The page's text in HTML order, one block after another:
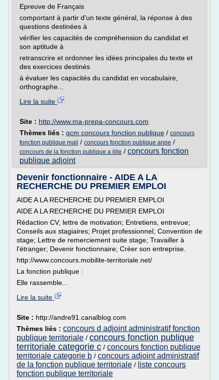
Epreuve de Français
comportant à partir d'un texte général, la réponse à des
questions destinées à
vérifier les capacités de compréhension du candidat et
son aptitude à
retranscrire et ordonner les idées principales du texte et
des exercices destinés
à évaluer les capacités du candidat en vocabulaire,
orthographe...
Lire la suite
Site : http://www.ma-prepa-concours.com
Thèmes liés : qcm concours fonction publique / concours
fonction publique mali / concours fonction publique anpe /
concours de la fonction publique a lille / concours fonction
publique adjoint
Devenir fonctionnaire - AIDE A LA
RECHERCHE DU PREMIER EMPLOI
AIDE A LA RECHERCHE DU PREMIER EMPLOI
AIDE A LA RECHERCHE DU PREMIER EMPLOI
Rédaction CV, lettre de motivation; Entretiens, entrevue;
Conseils aux stagiaires; Projet professionnel; Convention de
stage; Lettre de remerciement suite stage; Travailler à
l'étranger; Devenir fonctionnaire; Créer son entreprise.
http://www.concours.mobilite-territoriale.net/
La fonction publique :
Elle rassemble...
Lire la suite
Site : http://andre91.canalblog.com
Thèmes liés : concours d adjoint administratif fonction
publique territoriale / concours fonction publique
territoriale categorie c / concours fonction publique
territoriale categorie b / concours adjoint administratif
de la fonction publique territoriale / liste concours
fonction publique territoriale